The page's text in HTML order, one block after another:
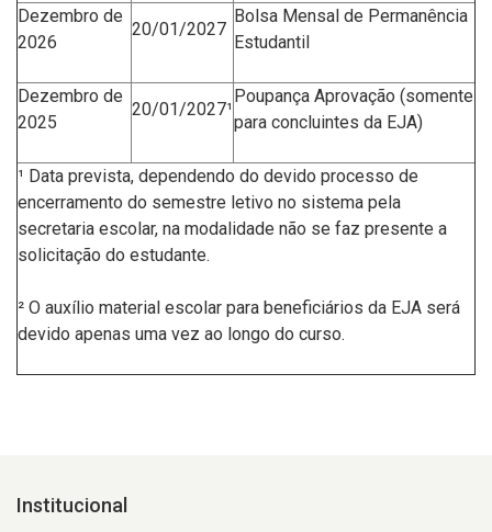
Dezembro de
2026
20/01/2027
Bolsa Mensal de Permanência
Estudantil
Dezembro de
2025
20/01/2027¹
Poupança Aprovação (somente
para concluintes da EJA)
¹ Data prevista, dependendo do devido processo de
encerramento do semestre letivo no sistema pela
secretaria escolar, na modalidade não se faz presente a
solicitação do estudante.
² O auxílio material escolar para beneficiários da EJA será
devido apenas uma vez ao longo do curso.
Institucional